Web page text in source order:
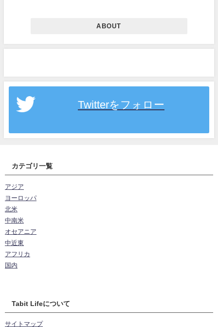
ABOUT
Twitterをフォロー
カテゴリ一覧
アジア
ヨーロッパ
北米
中南米
オセアニア
中近東
アフリカ
国内
Tabit Lifeについて
サイトマップ